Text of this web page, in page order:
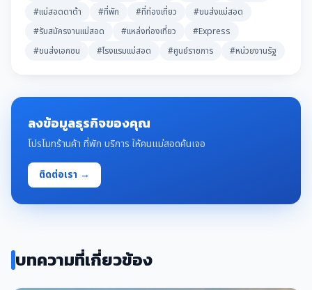
#แม่สอดดาต้า
#ที่พัก #ที่ท่องเที่ยว
#ขนส่งแม่สอด
#รับสมัครงานแม่สอด
#แหล่งท่องเที่ยว
#Express
#ขนส่งเอกชน
#โรงแรมแม่สอด #ศูนย์ราชการ #หน่วยงานรัฐ
ลงข้อมูลธุรกิจของคุณ
โปรโมทร้านค้า ที่พัก บริการ ให้คนแม่สอดค้นเจอ
ติดต่อเรา →
บทความที่เกี่ยวข้อง